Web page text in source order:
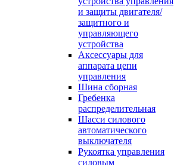
и защиты двигателя/
защитного и
управляющего
устройства
Аксессуары для
аппарата цепи
управления
Шина сборная
Гребенка
распределительная
Шасси силового
автоматического
выключателя
Рукоятка управления
силовым